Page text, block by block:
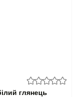
глянець